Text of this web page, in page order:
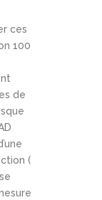
ces
100
de
(